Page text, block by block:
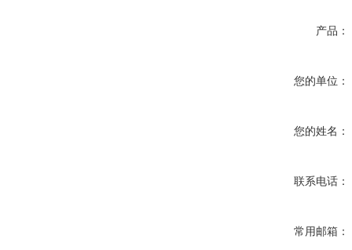
产品：
您的单位：
您的姓名：
联系电话：
常用邮箱：